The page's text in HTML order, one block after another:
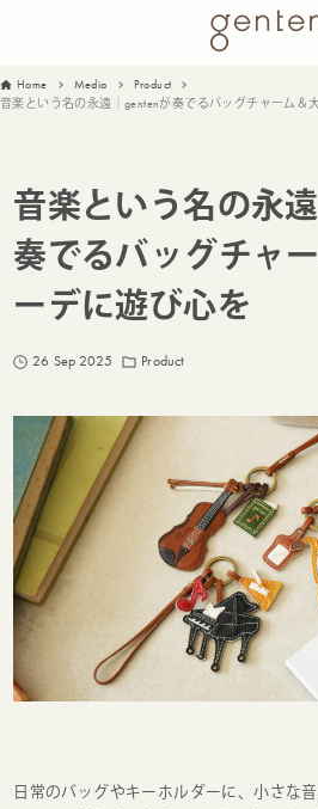
Home Media
Product
音楽という名の永遠｜gentenが奏でるバッグチャーム＆
音楽という名の永
奏でるバッグチャ
ーデに遊び心を
26 Sep 2025 Product
日常のバッグやキーホルダーに、小さな